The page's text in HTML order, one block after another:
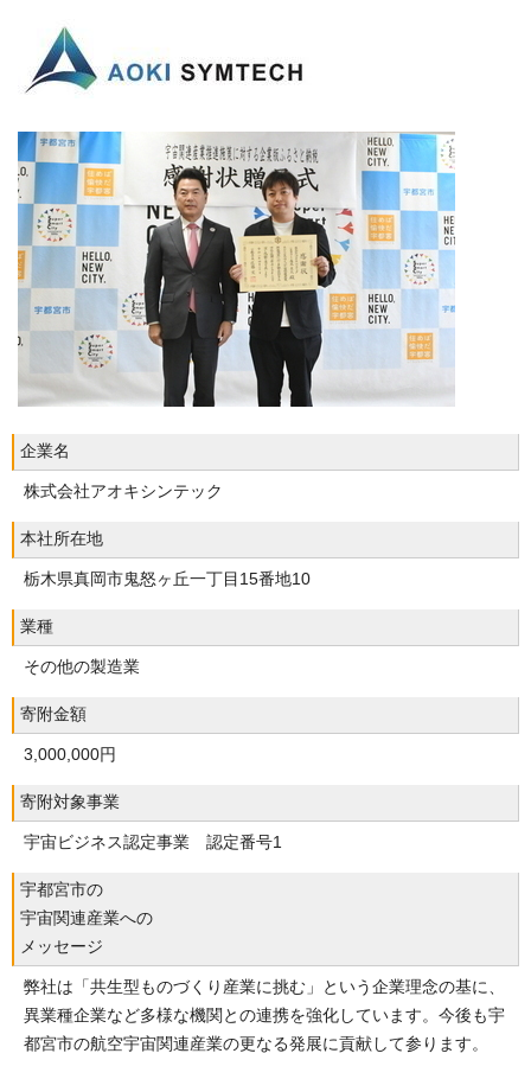
企業名
株式会社アオキシンテック
本社所在地
栃木県真岡市鬼怒ヶ丘一丁目15番地10
業種
その他の製造業
寄附金額
3,000,000円
寄附対象事業
宇宙ビジネス認定事業 認定番号1
宇都宮市の
宇宙関連産業への
メッセージ
弊社は「共生型ものづくり産業に挑む」という企業理念の基に、
異業種企業など多様な機関との連携を強化しています。今後も宇
都宮市の航空宇宙関連産業の更なる発展に貢献して参ります。